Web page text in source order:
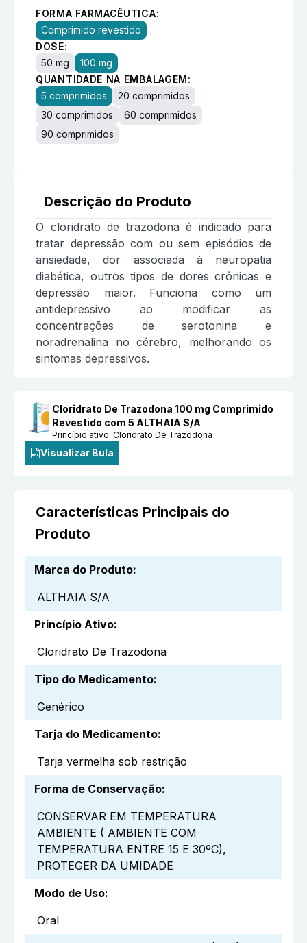
FORMA FARMACÊUTICA:
Comprimido revestido
DOSE:
50 mg
100 mg
QUANTIDADE NA EMBALAGEM:
5 comprimidos
20 comprimidos
30 comprimidos
60 comprimidos
90 comprimidos
Descrição do Produto
O cloridrato de trazodona é indicado para
tratar depressão com ou sem episódios de
ansiedade, dor associada à neuropatia
diabética, outros tipos de dores crônicas e
depressão maior. Funciona como um
antidepressivo ao modificar as
concentrações de serotonina e
noradrenalina no cérebro, melhorando os
sintomas depressivos.
Cloridrato De Trazodona 100 mg Comprimido
Revestido com 5 ALTHAIA S/A
Princípio ativo:Cloridrato De Trazodona
Visualizar Bula
Características Principais do
Produto
Marca do Produto:
ALTHAIA S/A
Princípio Ativo:
Cloridrato De Trazodona
Tipo do Medicamento:
Genérico
Tarja do Medicamento:
Tarja vermelha sob restrição
Forma de Conservação:
CONSERVAR EM TEMPERATURA
AMBIENTE ( AMBIENTE COM
TEMPERATURA ENTRE 15 E 30ºC),
PROTEGER DA UMIDADE
Modo de Uso:
Oral